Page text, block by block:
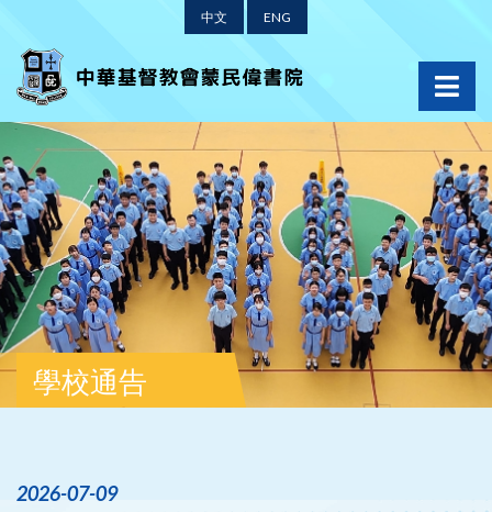
中文 ENG
學校通告
2026-07-09